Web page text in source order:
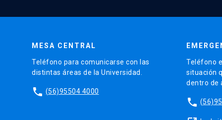
MESA CENTRAL
Teléfono para comunicarse con las
distintas áreas de la Universidad.
phone (56)95504 4000
Teléfono
situación
dentro de
phone